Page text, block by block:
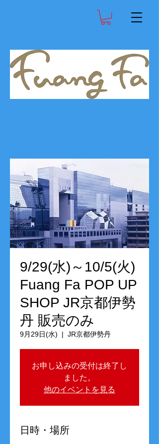
9/29(水)～10/5(火)
Fuang Fa POP UP
SHOP JR京都伊勢
丹 販売のみ
9月29日(水)
  |
JR京都伊勢丹
お申し込みの受付は終了し
ました。
他のイベントを見る
日時・場所